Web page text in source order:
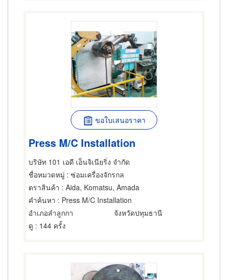
ขอใบเสนอราคา
Press M/C Installation
บริษัท 101 เอดี เอ็นจิเนียริ่ง จำกัด
ชื่อหมวดหมู่ : ซ่อมเครื่องจักรกล
ตราสินค้า : Aida, Komatsu, Amada
คำค้นหา : Press M/C Installation
อำเภอลำลูกกา
จังหวัดปทุมธานี
ดู : 144 ครั้ง